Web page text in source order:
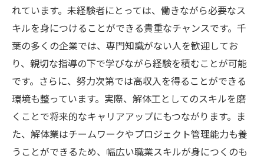
れています。未経験者にとっては、働きながら必要なス
キルを身につけることができる貴重なチャンスです。千
葉の多くの企業では、専門知識がない人を歓迎してお
り、親切な指導の下で学びながら経験を積むことが可能
です。さらに、努力次第では高収入を得ることができる
環境も整っています。実際、解体工としてのスキルを磨
くことで将来的なキャリアアップにもつながります。ま
た、解体業はチームワークやプロジェクト管理能力も養
うことができるため、幅広い職業スキルが身につくのも